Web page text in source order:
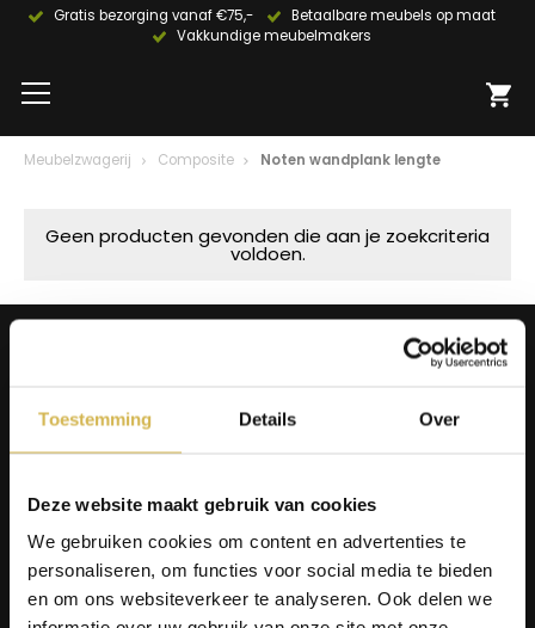
Toestemming Details Over
Deze website maakt gebruik van cookies
We gebruiken cookies om content en advertenties te
personaliseren, om functies voor social media te bieden
en om ons websiteverkeer te analyseren. Ook delen we
Gratis bezorging vanaf €75,-
Betaalbare meubels op maat
Vakkundige meubelmakers
Meubelzwagerij Composite Noten wandplank lengte
Geen producten gevonden die aan je zoekcriteria
voldoen.
Tv-meubels
Over ons
Wie zijn wij?
Contact
Ons materiaal